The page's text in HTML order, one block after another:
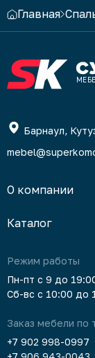
Главная
Барнаул,
О компании
Каталог
Режим работы
Пн-пт с 9 до
Сб-вс с 10:00 до
Заказ мебели по
+7 902 998-0997